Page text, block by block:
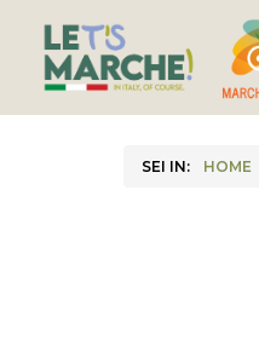
SEI IN: HOME